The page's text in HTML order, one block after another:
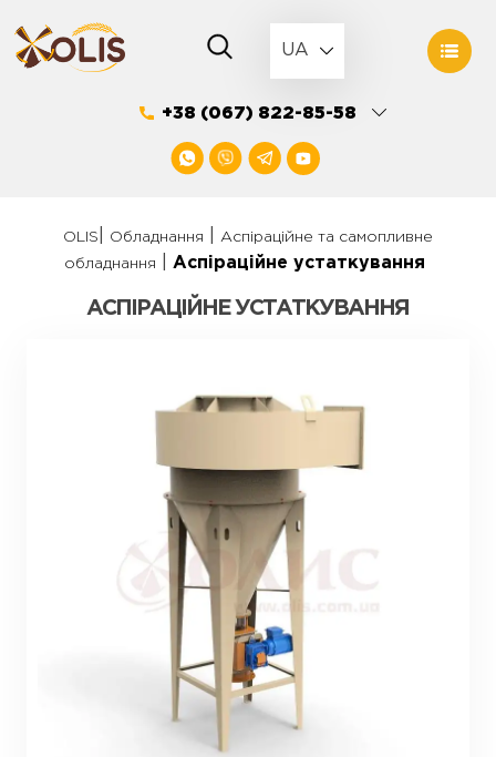
to
content
UA
+38 (067) 822-85-58
OLIS Обладнання
Аспіраційне та самопливне
обладнання
Аспіраційне устаткування
АСПІРАЦІЙНЕ УСТАТКУВАННЯ